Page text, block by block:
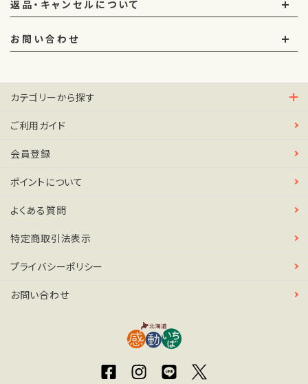
返品・キャンセルについて
お問い合わせ
カテゴリーから探す
ご利用ガイド
会員登録
ポイントについて
よくある質問
特定商取引法表示
プライバシーポリシー
お問い合わせ